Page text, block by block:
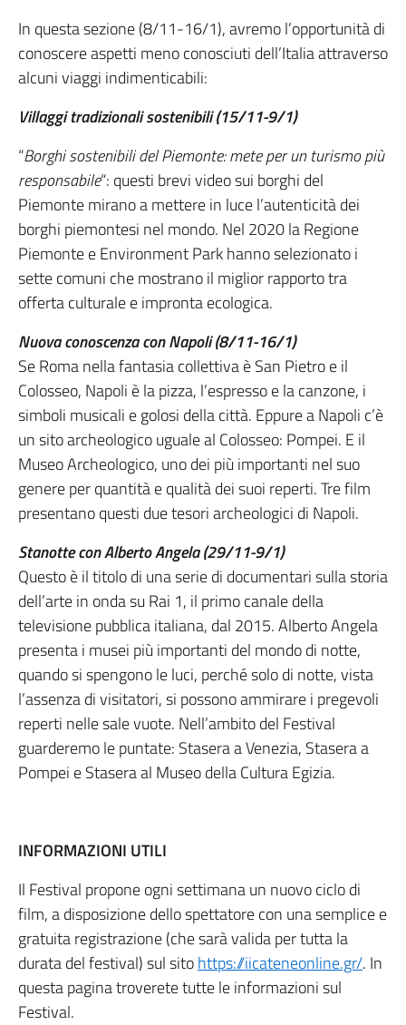
In questa sezione (8/11-16/1), avremo l’opportunità di
conoscere aspetti meno conosciuti dell’Italia attraverso
alcuni viaggi indimenticabili:
Villaggi tradizionali sostenibili (15/11-9/1)
“Borghi sostenibili del Piemonte: mete per un turismo più
responsabile“: questi brevi video sui borghi del
Piemonte mirano a mettere in luce l’autenticità dei
borghi piemontesi nel mondo. Nel 2020 la Regione
Piemonte e Environment Park hanno selezionato i
sette comuni che mostrano il miglior rapporto tra
offerta culturale e impronta ecologica.
Nuova conoscenza con Napoli (8/11-16/1)
Se Roma nella fantasia collettiva è San Pietro e il
Colosseo, Napoli è la pizza, l’espresso e la canzone, i
simboli musicali e golosi della città. Eppure a Napoli c’è
un sito archeologico uguale al Colosseo: Pompei. E il
Museo Archeologico, uno dei più importanti nel suo
genere per quantità e qualità dei suoi reperti. Tre film
presentano questi due tesori archeologici di Napoli.
Stanotte con Alberto Angela (29/11-9/1)
Questo è il titolo di una serie di documentari sulla storia
dell’arte in onda su Rai 1, il primo canale della
televisione pubblica italiana, dal 2015. Alberto Angela
presenta i musei più importanti del mondo di notte,
quando si spengono le luci, perché solo di notte, vista
l’assenza di visitatori, si possono ammirare i pregevoli
reperti nelle sale vuote. Nell’ambito del Festival
guarderemo le puntate: Stasera a Venezia, Stasera a
Pompei e Stasera al Museo della Cultura Egizia.
INFORMAZIONI UTILI
Il Festival propone ogni settimana un nuovo ciclo di
film, a disposizione dello spettatore con una semplice e
gratuita registrazione (che sarà valida per tutta la
durata del festival) sul sitohttps://iicateneonline.gr/. In
questa pagina troverete tutte le informazioni sul
Festival.